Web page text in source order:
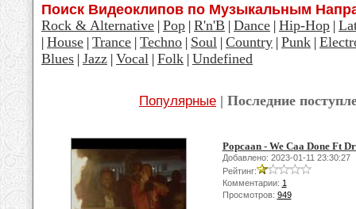
Поиск Видеоклипов по Музыкальным
Rock & Alternative | Pop | R'n'B | Dance | Hip-Hop |
| House | Trance | Techno | Soul | Country | Punk |
Blues | Jazz | Vocal | Folk | Undefined
Популярные | Последние
Popcaan - We Caa Done Ft
Добавлено: 2023-01-11 23:30:27
Рейтинг:
Комментарии: 1
Просмотров: 949